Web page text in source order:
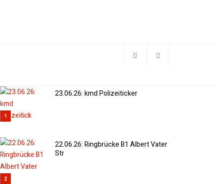
1
23.06.26: kmd Polizeiticker
2
22.06.26: Ringbrücke B1 Albert Vater
Str